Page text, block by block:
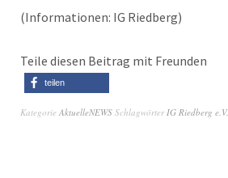
(Informationen: IG Riedberg)
Teile diesen Beitrag mit Freunden
teilen
Kategorie AktuelleNEWS SchlagwörterIG Riedberg e.V.